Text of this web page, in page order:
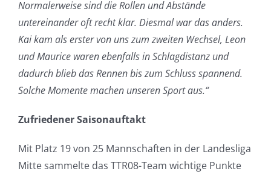
Normalerweise sind die Rollen und Abstände
untereinander oft recht klar. Diesmal war das anders.
Kai kam als erster von uns zum zweiten Wechsel, Leon
und Maurice waren ebenfalls in Schlagdistanz und
dadurch blieb das Rennen bis zum Schluss spannend.
Solche Momente machen unseren Sport aus.“
Zufriedener Saisonauftakt
Mit Platz 19 von 25 Mannschaften in der Landesliga
Mitte sammelte das TTR08-Team wichtige Punkte